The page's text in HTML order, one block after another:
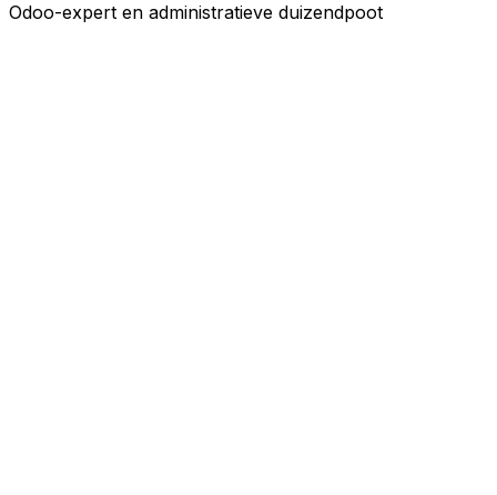
Odoo-expert en administratieve duizendpoot